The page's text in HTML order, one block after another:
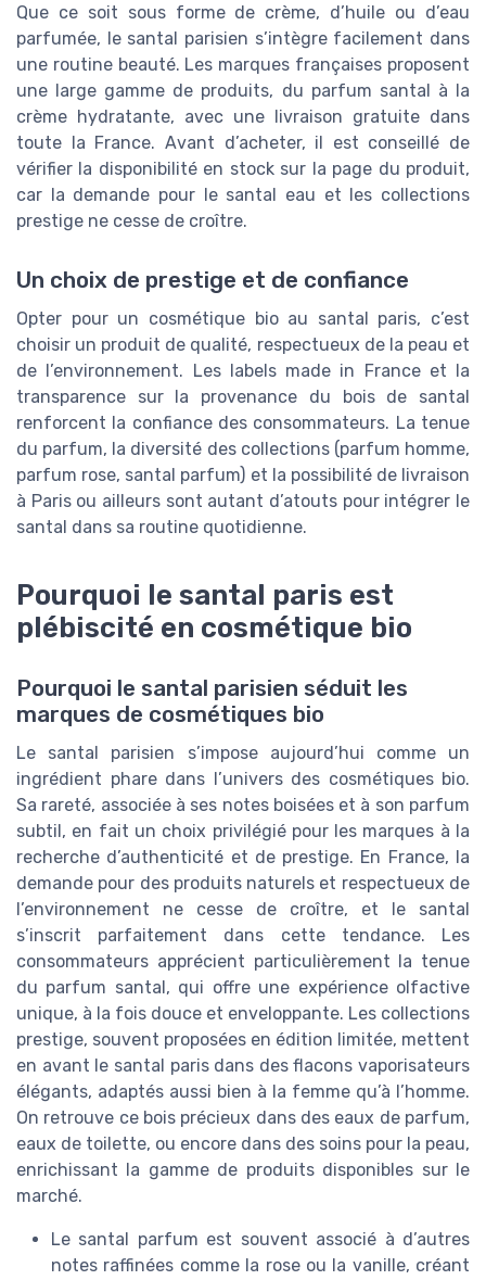
Que ce soit sous forme de crème, d’huile ou d’eau
parfumée, le santal parisien s’intègre facilement dans
une routine beauté. Les marques françaises proposent
une large gamme de produits, du parfum santal à la
crème hydratante, avec une livraison gratuite dans
toute la France. Avant d’acheter, il est conseillé de
vérifier la disponibilité en stock sur la page du produit,
car la demande pour le santal eau et les collections
prestige ne cesse de croître.
Un choix de prestige et de confiance
Opter pour un cosmétique bio au santal paris, c’est
choisir un produit de qualité, respectueux de la peau et
de l’environnement. Les labels made in France et la
transparence sur la provenance du bois de santal
renforcent la confiance des consommateurs. La tenue
du parfum, la diversité des collections (parfum homme,
parfum rose, santal parfum) et la possibilité de livraison
à Paris ou ailleurs sont autant d’atouts pour intégrer le
santal dans sa routine quotidienne.
Pourquoi le santal paris est
plébiscité en cosmétique bio
Pourquoi le santal parisien séduit les
marques de cosmétiques bio
Le santal parisien s’impose aujourd’hui comme un
ingrédient phare dans l’univers des cosmétiques bio.
Sa rareté, associée à ses notes boisées et à son parfum
subtil, en fait un choix privilégié pour les marques à la
recherche d’authenticité et de prestige. En France, la
demande pour des produits naturels et respectueux de
l’environnement ne cesse de croître, et le santal
s’inscrit parfaitement dans cette tendance. Les
consommateurs apprécient particulièrement la tenue
du parfum santal, qui offre une expérience olfactive
unique, à la fois douce et enveloppante. Les collections
prestige, souvent proposées en édition limitée, mettent
en avant le santal paris dans des flacons vaporisateurs
élégants, adaptés aussi bien à la femme qu’à l’homme.
On retrouve ce bois précieux dans des eaux de parfum,
eaux de toilette, ou encore dans des soins pour la peau,
enrichissant la gamme de produits disponibles sur le
marché.
Le santal parfum est souvent associé à d’autres
notes raffinées comme la rose ou la vanille, créant